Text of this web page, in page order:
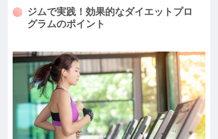
ジムで実践！効果的なダイエットプロ
グラムのポイント